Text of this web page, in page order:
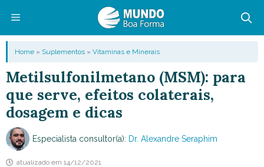
conteúdo
Menu
Home » Suplementos » Vitaminas e Minerais
Metilsulfonilmetano (MSM): para
que serve, efeitos colaterais,
dosagem e dicas
Especialista consultor(a): Dr. Alexandre Seraphim
atualizado em 14/12/2021